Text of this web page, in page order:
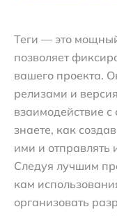
Теги — это
позволяет
вашего проекта.
релизами и
взаимодействие
знаете, как
ими и отправлять
Следуя лучшим
кам
организовать